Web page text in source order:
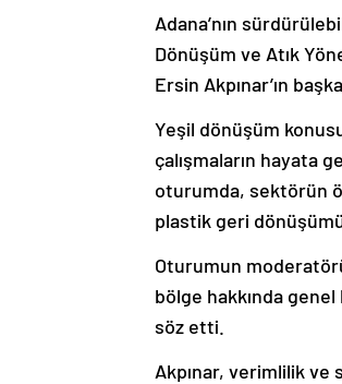
Adana’nın
Dönüşüm ve Atık
Ersin Akpınar’ın
Yeşil dönüşüm
çalışmaların hayata
oturumda, sektörün
plastik geri
Oturumun
bölge hakkında
söz etti.
Akpınar, verimlilik ve